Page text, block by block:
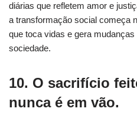
diárias que refletem amor e
a transformação social começa
que toca vidas e gera
sociedade.
10. O sacrifício
nunca é em vão.